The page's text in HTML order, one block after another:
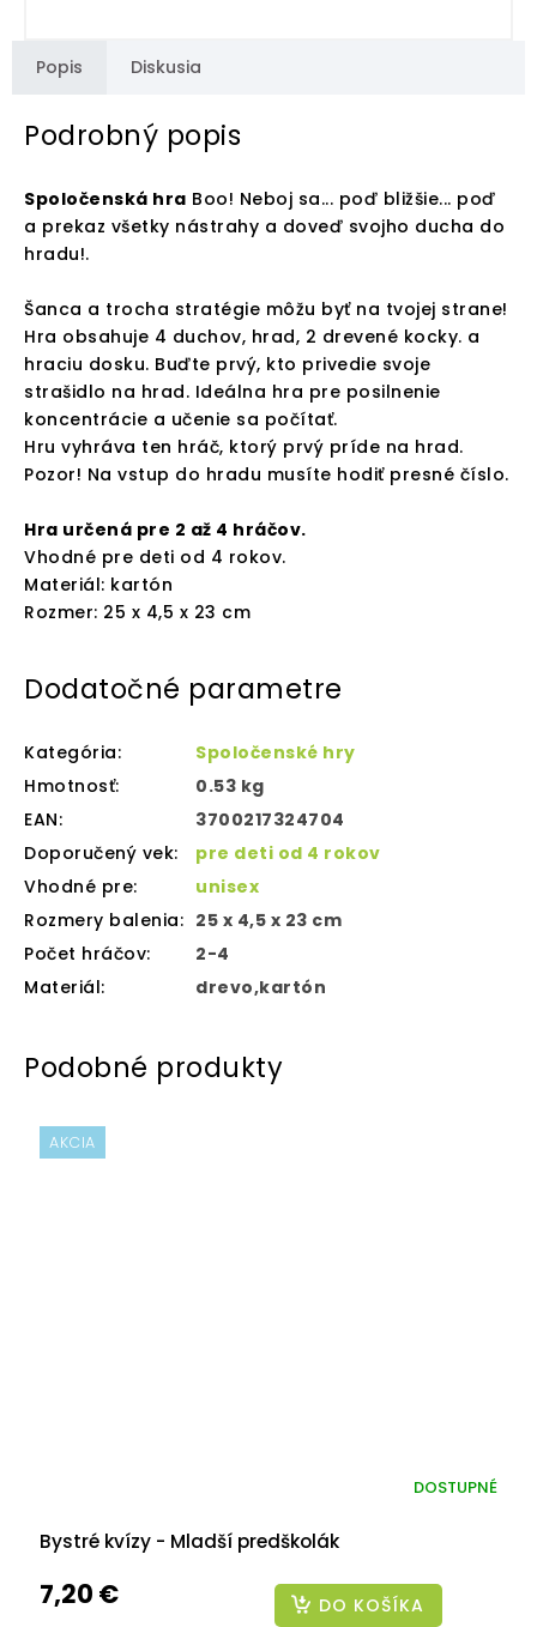
Popis Diskusia
Podrobný popis
Spoločenská hra Boo! Neboj sa... poď bližšie... poď
a prekaz všetky nástrahy a doveď svojho ducha do
hradu!.
Šanca a trocha stratégie môžu byť na tvojej strane!
Hra obsahuje 4 duchov, hrad, 2 drevené kocky. a
hraciu dosku. Buďte prvý, kto privedie svoje
strašidlo na hrad. Ideálna hra pre posilnenie
koncentrácie a učenie sa počítať.
Hru vyhráva ten hráč, ktorý prvý príde na hrad.
Pozor! Na vstup do hradu musíte hodiť presné číslo.
Hra určená pre 2 až 4 hráčov.
Vhodné pre deti od 4 rokov.
Materiál: kartón
Rozmer: 25 x 4,5 x 23 cm
Dodatočné parametre
Kategória:
Spoločenské hry
Hmotnosť:
0.53 kg
EAN:
3700217324704
Doporučený vek:
pre deti od 4 rokov
Vhodné pre:
unisex
Rozmery balenia: 25 x 4,5 x 23 cm
Počet hráčov:
2-4
Materiál: drevo,kartón
AKCIA
Bystré kvízy - Mladší predškolák
DOSTUPNÉ
7,20 € DO KOŠÍKA